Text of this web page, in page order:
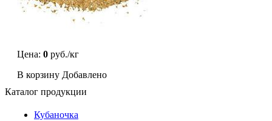
Цена: 0 руб./кг
В корзину Добавлено
Каталог продукции
Кубаночка